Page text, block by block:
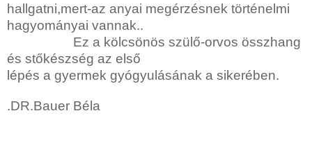
hallgatni,mert-az anyai megérzésnek történelmi
hagyományai vannak..
Ez a kölcsönös szülő-orvos összhang
és stőkészség az első
lépés a gyermek gyógyulásának a sikerében.
.DR.Bauer Béla